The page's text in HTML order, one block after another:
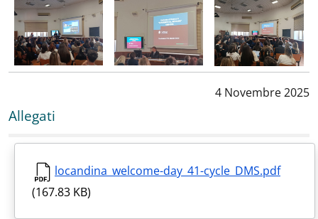
Data notizia :
4 Novembre 2025
Allegati
locandina_welcome-day_41-cycle_DMS.pdf
(167.83 KB)